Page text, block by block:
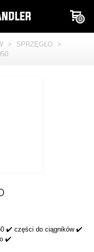
0
> SPRZĘGŁO
>
✔️ części do ciągników ✔️
✔️